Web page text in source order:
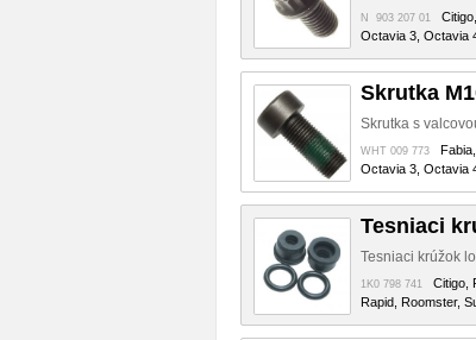
N 903 207 01
Octavia 3, Octavia
Skrutka
Skrutka s
WHT 009 773
Octavia 3, Octavia
Tesniaci
Tesniaci krúžok
1K0 798 741 Citigo,
Rapid, Roomster,